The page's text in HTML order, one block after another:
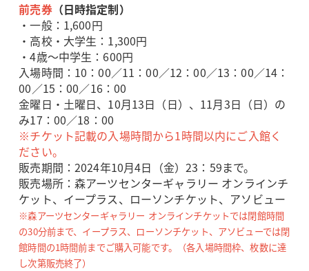
前売券（日時指定制）
・一般：1,600円
・高校・大学生：1,300円
・4歳～中学生：600円
入場時間：10：00／11：00／12：00／13：00／14：
00／15：00／16：00
金曜日・土曜日、10月13日（日）、11月3日（日）の
み17：00／18：00
※チケット記載の入場時間から1時間以内にご入館く
ださい。
販売期間：2024年10月4日（金）23：59まで。
販売場所：森アーツセンターギャラリー オンラインチ
ケット、イープラス、ローソンチケット、アソビュー
※森アーツセンターギャラリー オンラインチケットでは閉館時間
の30分前まで、イープラス、ローソンチケット、アソビューでは閉
館時間の1時間前までご購入可能です。（各入場時間枠、枚数に達
し次第販売終了）